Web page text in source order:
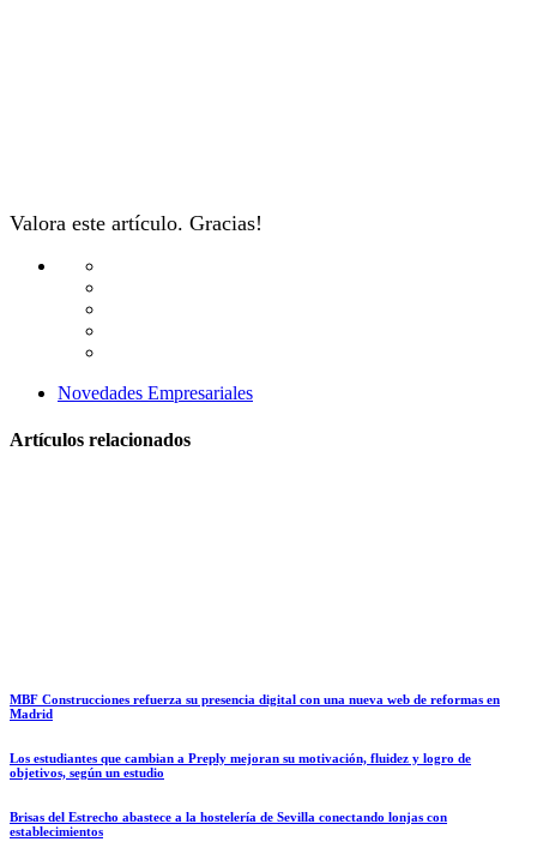
Valora este artículo. Gracias!
Novedades Empresariales
Artículos relacionados
MBF Construcciones refuerza su presencia digital con una nueva web de reformas en
Madrid
Los estudiantes que cambian a Preply mejoran su motivación, fluidez y logro de
objetivos, según un estudio
Brisas del Estrecho abastece a la hostelería de Sevilla conectando lonjas con
establecimientos